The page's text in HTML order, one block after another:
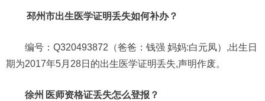
邳州市出生医学证明丢失如何补办？
编号：Q320493872（爸爸：钱强 妈妈:白元凤）,出生日
期为2017年5月28日的出生医学证明丢失,声明作废。
徐州 医师资格证丢失怎么登报？